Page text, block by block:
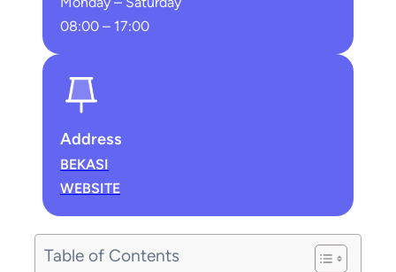
08:00 – 17:00
Address
BEKASI
WEBSITE
Table of Contents